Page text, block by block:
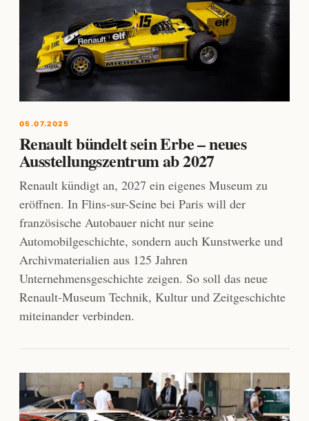
05.07.2025
Renault bündelt sein Erbe – neues
Ausstellungszentrum ab 2027
Renault kündigt an, 2027 ein eigenes Museum zu
eröffnen. In Flins-sur-Seine bei Paris will der
französische Autobauer nicht nur seine
Automobilgeschichte, sondern auch Kunstwerke und
Archivmaterialien aus 125 Jahren
Unternehmensgeschichte zeigen. So soll das neue
Renault-Museum Technik, Kultur und Zeitgeschichte
miteinander verbinden.